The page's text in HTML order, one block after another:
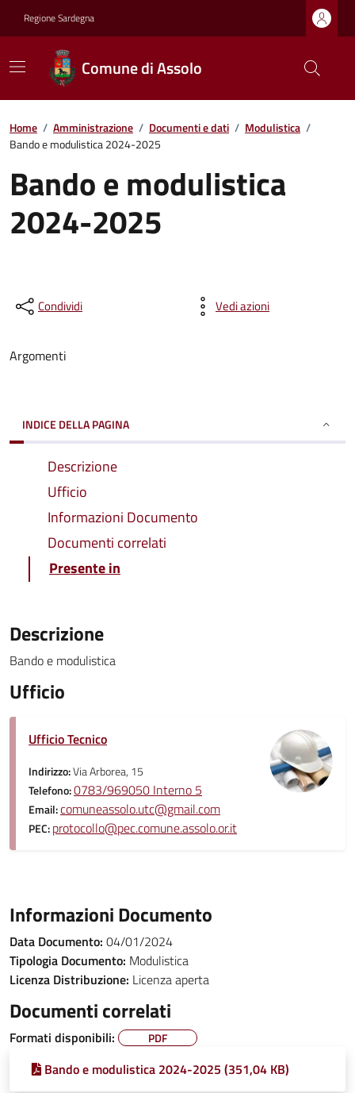
Regione Sardegna
Comune di Assolo
Home / Amministrazione / Documenti e dati / Modulistica /
Bando e modulistica 2024-2025
Bando e modulistica
2024-2025
Condividi Vedi azioni
Argomenti
INDICE DELLA PAGINA
Descrizione
Ufficio
Informazioni Documento
Documenti correlati
Presente in
Descrizione
Bando e modulistica
Ufficio
Ufficio Tecnico
Indirizzo:Via Arborea, 15
Telefono:0783/969050 Interno 5
Email:comuneassolo.utc@gmail.com
PEC:protocollo@pec.comune.assolo.or.it
Informazioni Documento
Data Documento: 04/01/2024
Tipologia Documento: Modulistica
Licenza Distribuzione: Licenza aperta
Documenti correlati
Formati disponibili: PDF
Bando e modulistica 2024-2025 (351,04 KB)